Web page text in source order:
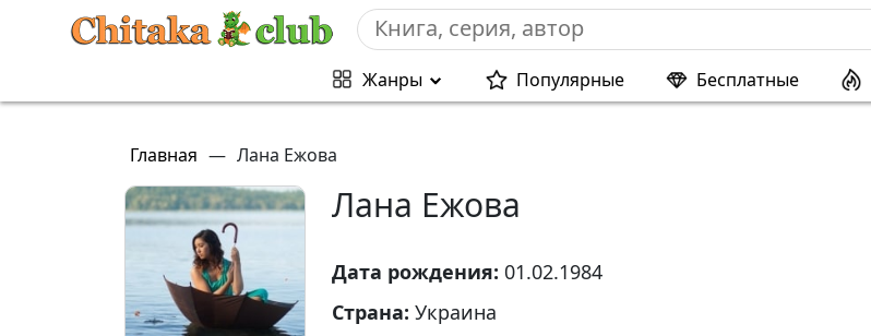
Жанры Популярные Бесплатные
Главная — Лана Ежова
Лана Ежова
Дата рождения: 01.02.1984
Страна: Украина